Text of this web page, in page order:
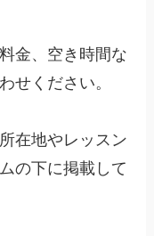
金、空き時間な
せください。
在地やレッスン
の下に掲載して